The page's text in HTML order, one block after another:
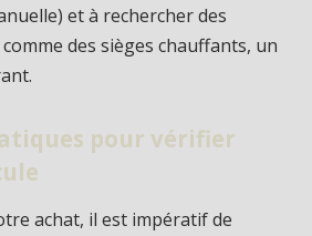
et à rechercher des
des sièges chauffants, un
pour vérifier
achat, il est impératif de